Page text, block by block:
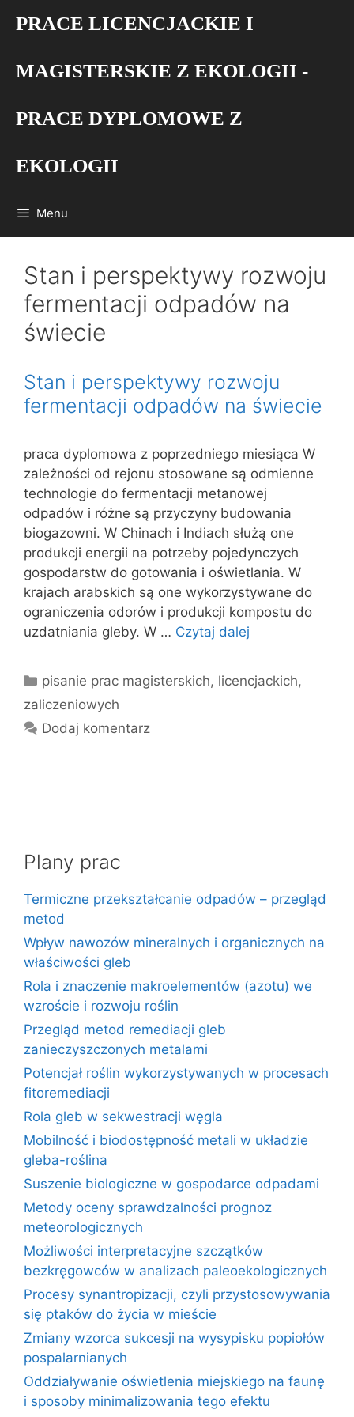
PRACE LICENCJACKIE I
MAGISTERSKIE Z EKOLOGII -
PRACE DYPLOMOWE Z
EKOLOGII
Menu
Stan i perspektywy rozwoju
fermentacji odpadów na
świecie
Stan i perspektywy rozwoju
fermentacji odpadów na świecie
praca dyplomowa z poprzedniego miesiąca W
zależności od rejonu stosowane są odmienne
technologie do fermentacji metanowej
odpadów i różne są przyczyny budowania
biogazowni. W Chinach i Indiach służą one
produkcji energii na potrzeby pojedynczych
gospodarstw do gotowania i oświetlania. W
krajach arabskich są one wykorzystywane do
ograniczenia odorów i produkcji kompostu do
uzdatniania gleby. W … Czytaj dalej
Kategorie
pisanie prac magisterskich, licencjackich,
zaliczeniowych
Dodaj komentarz
Plany prac
Termiczne przekształcanie odpadów – przegląd
metod
Wpływ nawozów mineralnych i organicznych na
właściwości gleb
Rola i znaczenie makroelementów (azotu) we
wzroście i rozwoju roślin
Przegląd metod remediacji gleb
zanieczyszczonych metalami
Potencjał roślin wykorzystywanych w procesach
fitoremediacji
Rola gleb w sekwestracji węgla
Mobilność i biodostępność metali w układzie
gleba-roślina
Suszenie biologiczne w gospodarce odpadami
Metody oceny sprawdzalności prognoz
meteorologicznych
Możliwości interpretacyjne szczątków
bezkręgowców w analizach paleoekologicznych
Procesy synantropizacji, czyli przystosowywania
się ptaków do życia w mieście
Zmiany wzorca sukcesji na wysypisku popiołów
pospalarnianych
Oddziaływanie oświetlenia miejskiego na faunę
i sposoby minimalizowania tego efektu